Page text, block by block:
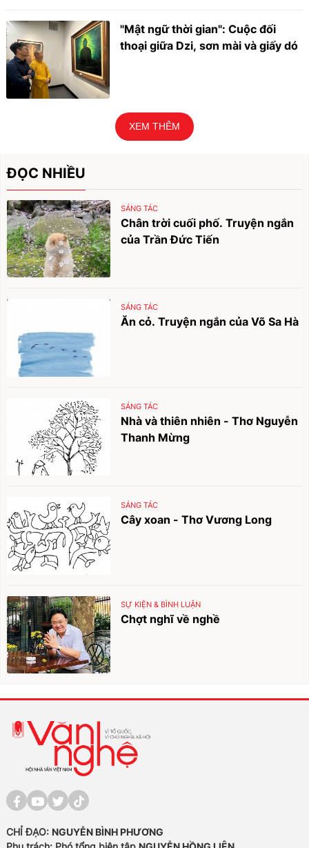
"Mật ngữ thời gian": Cuộc đối
thoại giữa Dzi, sơn mài và giấy dó
XEM THÊM
ĐỌC NHIỀU
SÁNG TÁC
Chân trời cuối phố. Truyện ngắn
của Trần Đức Tiến
SÁNG TÁC
Ăn cỏ. Truyện ngắn của Võ Sa Hà
SÁNG TÁC
Nhà và thiên nhiên - Thơ Nguyễn
Thanh Mừng
SÁNG TÁC
Cây xoan - Thơ Vương Long
SỰ KIỆN & BÌNH LUẬN
Chợt nghĩ về nghề
CHỈ ĐẠO: NGUYỄN BÌNH PHƯƠNG